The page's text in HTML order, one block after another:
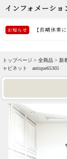
トップページ > 全商品 > 新
ャビネット antique65305